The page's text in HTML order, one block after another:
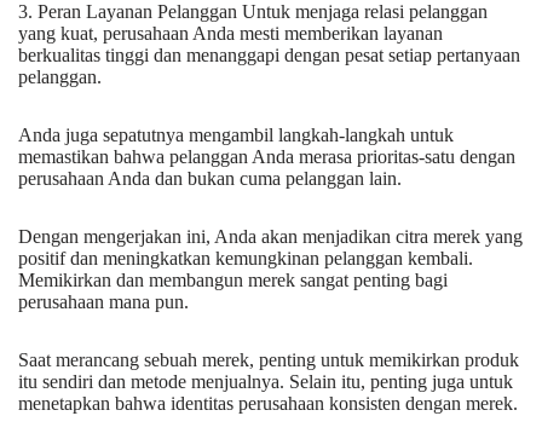
3. Peran Layanan Pelanggan Untuk menjaga relasi pelanggan
yang kuat, perusahaan Anda mesti memberikan layanan
berkualitas tinggi dan menanggapi dengan pesat setiap pertanyaan
pelanggan.
Anda juga sepatutnya mengambil langkah-langkah untuk
memastikan bahwa pelanggan Anda merasa prioritas-satu dengan
perusahaan Anda dan bukan cuma pelanggan lain.
Dengan mengerjakan ini, Anda akan menjadikan citra merek yang
positif dan meningkatkan kemungkinan pelanggan kembali.
Memikirkan dan membangun merek sangat penting bagi
perusahaan mana pun.
Saat merancang sebuah merek, penting untuk memikirkan produk
itu sendiri dan metode menjualnya. Selain itu, penting juga untuk
menetapkan bahwa identitas perusahaan konsisten dengan merek.